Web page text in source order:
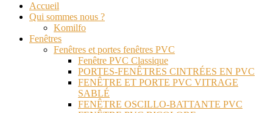
Accueil
Qui sommes nous ?
Komilfo
Fenêtres
Fenêtres et portes fenêtres PVC
Fenêtre PVC Classique
PORTES-FENÊTRES CINTRÉES EN PVC
FENÊTRE ET PORTE PVC VITRAGE
SABLÉ
FENÊTRE OSCILLO-BATTANTE PVC